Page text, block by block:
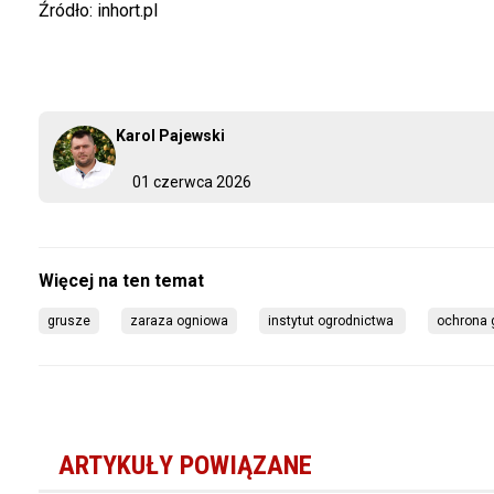
01 czerwca 2026
Karol Pajewski
Źródło: inhort.pl
grusze zaraza ogniowa instytut ogrodnictwa ochrona
ARTYKUŁY POWIĄZANE